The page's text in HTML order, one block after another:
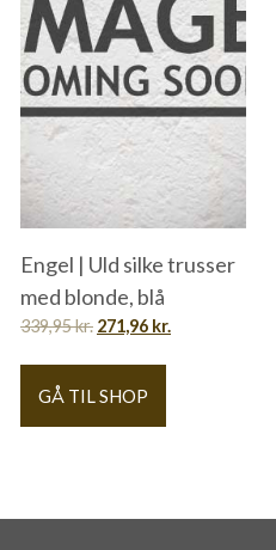
Engel | Uld silke trusser
med blonde, blå
339,95kr. 271,96 kr.
GÅ TIL SHOP